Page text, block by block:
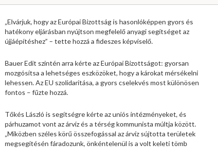
„Elvárjuk, hogy az Európai Bizottság is hasonlóképpen gyors és
hatékony eljárásban nyújtson megfelelő anyagi segítséget az
újjáépítéshez” – tette hozzá a fideszes képviselő.
Bauer Edit szintén arra kérte az Európai Bizottságot: gyorsan
mozgósítsa a lehetséges eszközöket, hogy a károkat mérsékelni
lehessen. Az EU szolidaritása, a gyors cselekvés most különösen
fontos – fűzte hozzá.
Tőkés László is segítségre kérte az uniós intézményeket, és
párhuzamot vont az árvíz és a térség kommunista múltja között.
„Miközben széles körű összefogással az árvíz sújtotta területek
megsegítésén fáradozunk, önkéntelenül is a volt keleti tömb